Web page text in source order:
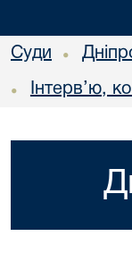
Суди •
• Інтерв’ю,